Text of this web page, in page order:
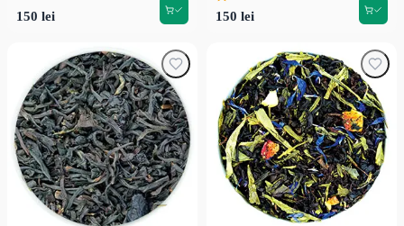
150 lei 150 lei